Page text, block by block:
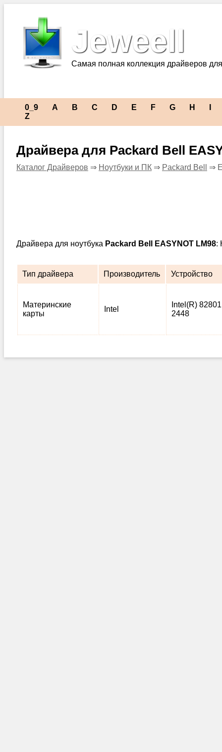
Jeweell
Самая полная коллекция драйверов
0_9 A B C D E F G H
Z
Драйвера для Packard Bell
Каталог Драйверов ⇒ Ноутбуки и ПК ⇒ Packard Bell ⇒
Драйвера для ноутбука Packard Bell EASYNOT LM98:
Тип драйвера Производитель Устройство
Материнские
карты
Intel
Intel(R)
2448